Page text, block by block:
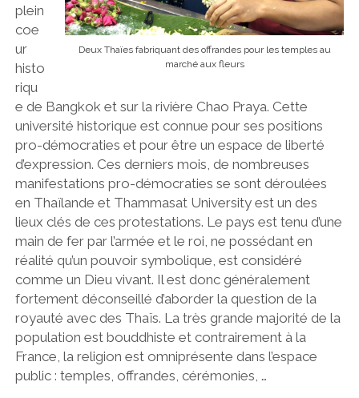
Deux Thaïes fabriquant des offrandes pour les temples au
marché aux fleurs
plein
coe
ur
histo
riqu
e de Bangkok et sur la rivière Chao Praya. Cette
université historique est connue pour ses positions
pro-démocraties et pour être un espace de liberté
d’expression. Ces derniers mois, de nombreuses
manifestations pro-démocraties se sont déroulées
en Thaïlande et Thammasat University est un des
lieux clés de ces protestations. Le pays est tenu d’une
main de fer par l’armée et le roi, ne possédant en
réalité qu’un pouvoir symbolique, est considéré
comme un Dieu vivant. Il est donc généralement
fortement déconseillé d’aborder la question de la
royauté avec des Thaïs. La très grande majorité de la
population est bouddhiste et contrairement à la
France, la religion est omniprésente dans l’espace
public : temples, offrandes, cérémonies, …